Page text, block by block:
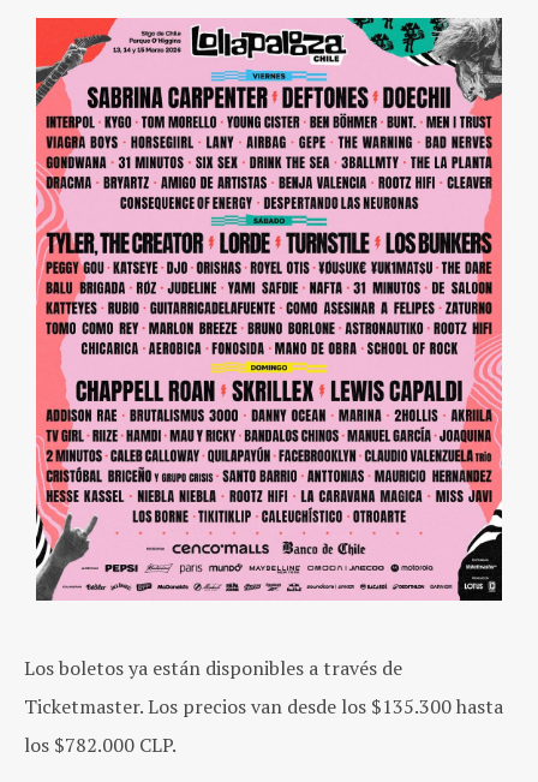
Los boletos ya están disponibles a través de
Ticketmaster. Los precios van desde los $135.300 hasta
los $782.000 CLP.